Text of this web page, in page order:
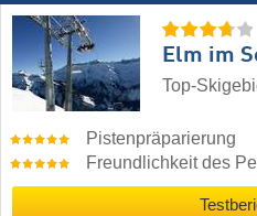
Elm im
Top-
Pistenpräparierung
Freundlichkeit des